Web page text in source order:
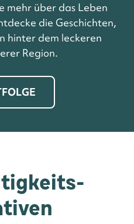
mehr über das Leben
die Geschichten,
hinter dem leckeren
Region.